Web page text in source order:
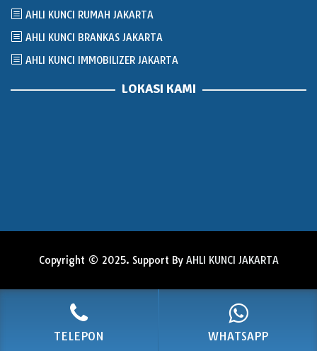
AHLI KUNCI RUMAH JAKARTA
AHLI KUNCI BRANKAS JAKARTA
AHLI KUNCI IMMOBILIZER JAKARTA
LOKASI KAMI
Copyright © 2025. Support By AHLI KUNCI JAKARTA
TELEPON WHATSAPP